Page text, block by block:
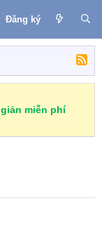
Đăng ký
miễn phí